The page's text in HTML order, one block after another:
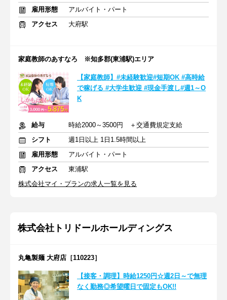
雇用形態
アルバイト・パート
アクセス
大府駅
家庭教師のあすなろ ※知多郡(東浦駅)エリア
【家庭教師】#未経験歓迎#短期OK #高時給
で稼げる #大学生歓迎 #現金手渡し#週1～O
K
給与
時給2000～3500円 ＋交通費規定支給
シフト
週1日以上 1日1.5時間以上
雇用形態
アルバイト・パート
アクセス
東浦駅
株式会社マイ・プランの求人一覧を見る
株式会社トリドールホールディングス
丸亀製麺 大府店［110223］
【接客・調理】時給1250円☆週2日～で無理
なく勤務◎希望曜日で固定もOK!!